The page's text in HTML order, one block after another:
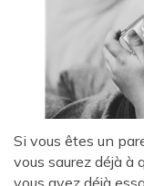
Si vous êtes un
vous saurez déjà à
vous avez déjà